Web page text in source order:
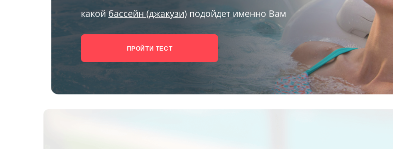
какой бассейн (джакузи) подойдет именно Вам
ПРОЙТИ ТЕСТ